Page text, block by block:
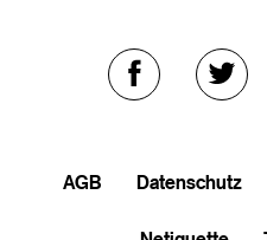
Externer
AGB Datenschutz